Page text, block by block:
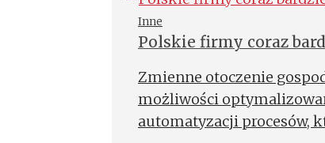
Inne
Polskie firmy coraz
Zmienne otoczenie
możliwości
automatyzacji procesów,